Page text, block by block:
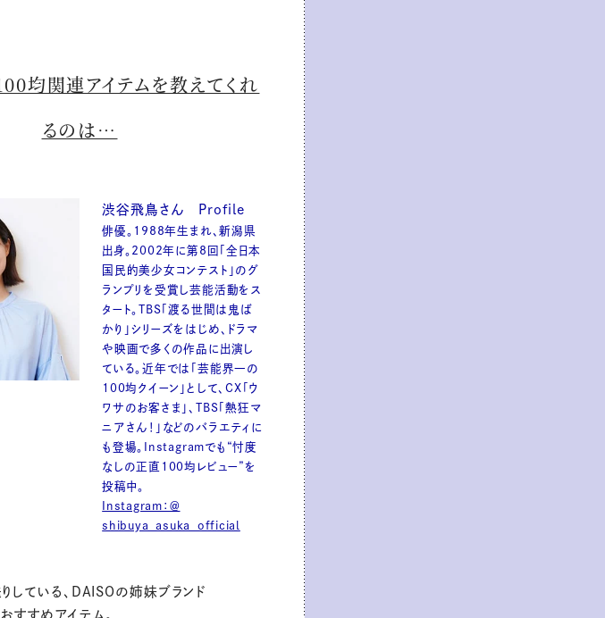
均関連アイテムを教えてくれ
るのは…
渋谷飛鳥さん Profile
俳優。1988年生まれ、新潟県
出身。2002年に第8回「全日本
国民的美少女コンテスト」のグ
ランプリを受賞し芸能活動をス
タート。TBS「渡る世間は鬼ば
かり」シリーズをはじめ、ドラマ
や映画で多くの作品に出演し
ている。近年では「芸能界一の
100均クイーン」として、CX「ウ
ワサのお客さま」、TBS「熱狂マ
ニアさん！」などのバラエティに
も登場。Instagramでも“忖度
なしの正直100均レビュー”を
投稿中。
Instagram：＠
shibuya_asuka_official
している、DAISOの姉妹ブランド
すすめアイテム。